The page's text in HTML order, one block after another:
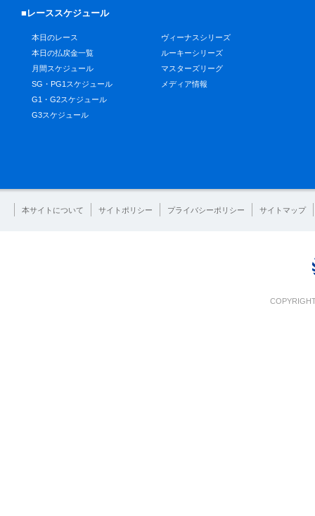
■レーススケジュール
本日のレース
本日の払戻金一覧
月間スケジュール
SG・PG1スケジュール
G1・G2スケジュール
G3スケジュール
ヴィーナスシリーズ
ルーキーシリーズ
マスターズリーグ
メディア情報
本サイトについて サイトポリシー プライバシーポリシー サイトマップ